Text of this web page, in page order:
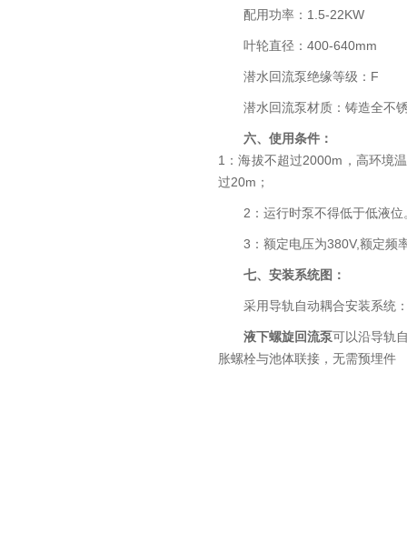
配用功率：1.5-22KW
叶轮直径：400-640mm
潜水回流泵绝缘等级：F
潜水回流泵材质：铸造全不
六、使用条件：
1：海拔不超过2000m，高环境
过20m；
2：运行时泵不得低于低液位
3：额定电压为380V,额定频
七、安装系统图：
采用导轨自动耦合安装系统
液下螺旋回流泵可以沿导轨
胀螺栓与池体联接，无需预埋件